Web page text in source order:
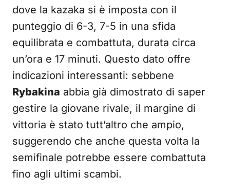
dove la kazaka si è imposta con il
punteggio di 6-3, 7-5 in una sfida
equilibrata e combattuta, durata circa
un’ora e 17 minuti. Questo dato offre
indicazioni interessanti: sebbene
Rybakina abbia già dimostrato di saper
gestire la giovane rivale, il margine di
vittoria è stato tutt’altro che ampio,
suggerendo che anche questa volta la
semifinale potrebbe essere combattuta
fino agli ultimi scambi.